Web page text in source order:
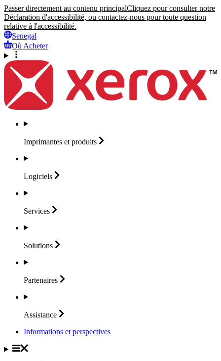
Passer directement au contenu principalCliquez pour consulter notre
Déclaration d'accessibilité, ou contactez-nous pour toute question
relative à l'accessibilité.
Senegal
Où Acheter
Imprimantes et produits
Logiciels
Services
Solutions
Partenaires
Assistance
Informations et perspectives